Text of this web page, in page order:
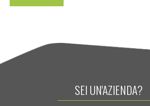
SEI UN'AZIENDA?